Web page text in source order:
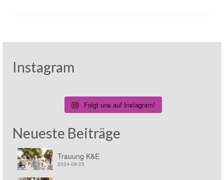
Instagram
Folgt uns auf Instagram!
Neueste Beiträge
Trauung K&E
2024-08-05